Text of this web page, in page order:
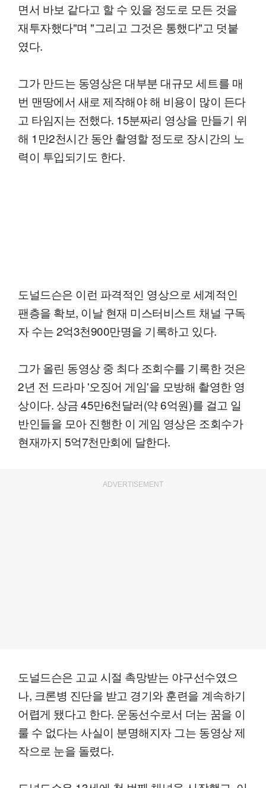
면서 바보 같다고 할 수 있을 정도로 모든 것을
재투자했다"며 "그리고 그것은 통했다"고 덧붙
였다.
그가 만드는 동영상은 대부분 대규모 세트를 매
번 맨땅에서 새로 제작해야 해 비용이 많이 든다
고 타임지는 전했다. 15분짜리 영상을 만들기 위
해 1만2천시간 동안 촬영할 정도로 장시간의 노
력이 투입되기도 한다.
도널드슨은 이런 파격적인 영상으로 세계적인
팬층을 확보, 이날 현재 미스터비스트 채널 구독
자 수는 2억3천900만명을 기록하고 있다.
그가 올린 동영상 중 최다 조회수를 기록한 것은
2년 전 드라마 '오징어 게임'을 모방해 촬영한 영
상이다. 상금 45만6천달러(약 6억원)를 걸고 일
반인들을 모아 진행한 이 게임 영상은 조회수가
현재까지 5억7천만회에 달한다.
ADVERTISEMENT
도널드슨은 고교 시절 촉망받는 야구선수였으
나, 크론병 진단을 받고 경기와 훈련을 계속하기
어렵게 됐다고 한다. 운동선수로서 더는 꿈을 이
룰 수 없다는 사실이 분명해지자 그는 동영상 제
작으로 눈을 돌렸다.